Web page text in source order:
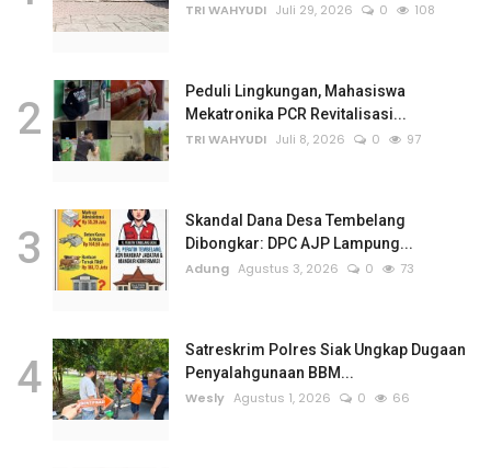
TRI WAHYUDI Juli 29, 2026 0 108
2
Peduli Lingkungan, Mahasiswa
Mekatronika PCR Revitalisasi...
TRI WAHYUDI Juli 8, 2026 0 97
3
Skandal Dana Desa Tembelang
Dibongkar: DPC AJP Lampung...
Adung Agustus 3, 2026 0 73
4
Satreskrim Polres Siak Ungkap Dugaan
Penyalahgunaan BBM...
Wesly Agustus 1, 2026 0 66